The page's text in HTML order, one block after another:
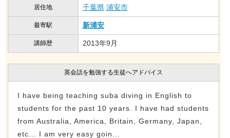
居住地 千葉県 浦安市
最寄駅 新浦安
講師歴 2013年9月
英会話を勉強する生徒へアドバイス
I have being teaching suba diving in English to
students for the past 10 years. I have had students
from Australia, America, Britain, Germany, Japan,
etc... I am very easy goin...